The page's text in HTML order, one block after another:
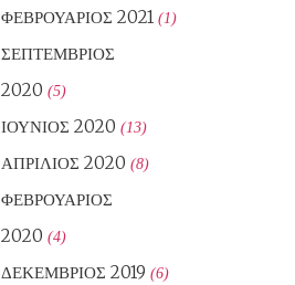
ΦΕΒΡΟΥΆΡΙΟΣ 2021 (1)
ΣΕΠΤΈΜΒΡΙΟΣ
2020 (5)
ΙΟΎΝΙΟΣ 2020 (13)
ΑΠΡΊΛΙΟΣ 2020 (8)
ΦΕΒΡΟΥΆΡΙΟΣ
2020 (4)
ΔΕΚΈΜΒΡΙΟΣ 2019 (6)